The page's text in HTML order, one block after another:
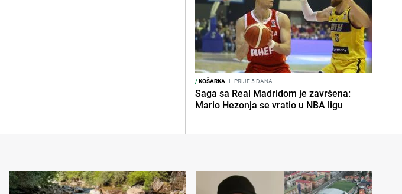
/KOŠARKA I PRIJE 5 DANA
Saga sa Real Madridom je završena:
Mario Hezonja se vratio u NBA ligu